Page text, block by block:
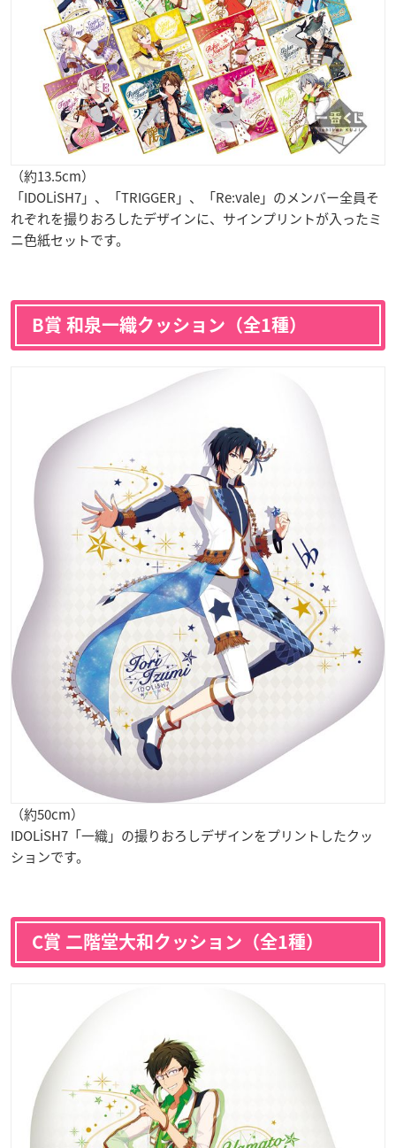
（約13.5cm）
「IDOLiSH7」、「TRIGGER」、「Re:vale」のメンバー全員そ
れぞれを撮りおろしたデザインに、サインプリントが入ったミ
ニ色紙セットです。
B賞 和泉一織クッション（全1種）
（約50cm）
IDOLiSH7「一織」の撮りおろしデザインをプリントしたクッ
ションです。
C賞 二階堂大和クッション（全1種）